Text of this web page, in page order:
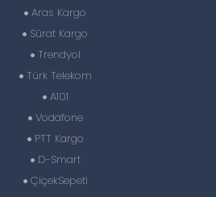
Aras Kargo
Sürat Kargo
Trendyol
Türk Telekom
A101
Vodafone
PTT Kargo
D-Smart
ÇiçekSepeti